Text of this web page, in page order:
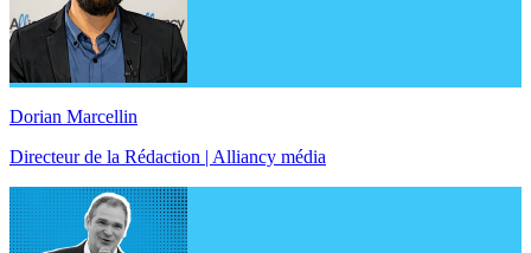
Dorian Marcellin
Directeur de la Rédaction | Alliancy média